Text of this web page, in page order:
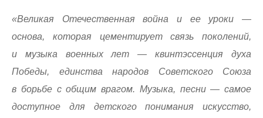
«Великая Отечественная война и ее уроки —
основа, которая цементирует связь поколений,
и музыка военных лет — квинтэссенция духа
Победы, единства народов Советского Союза
в борьбе с общим врагом. Музыка, песни — самое
доступное для детского понимания искусство,